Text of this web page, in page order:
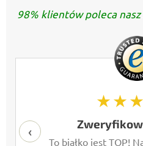
98% klientów poleca
To białko jest TOP!
‹